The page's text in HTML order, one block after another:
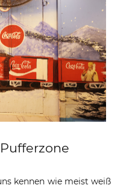
kennen wie meist weiß